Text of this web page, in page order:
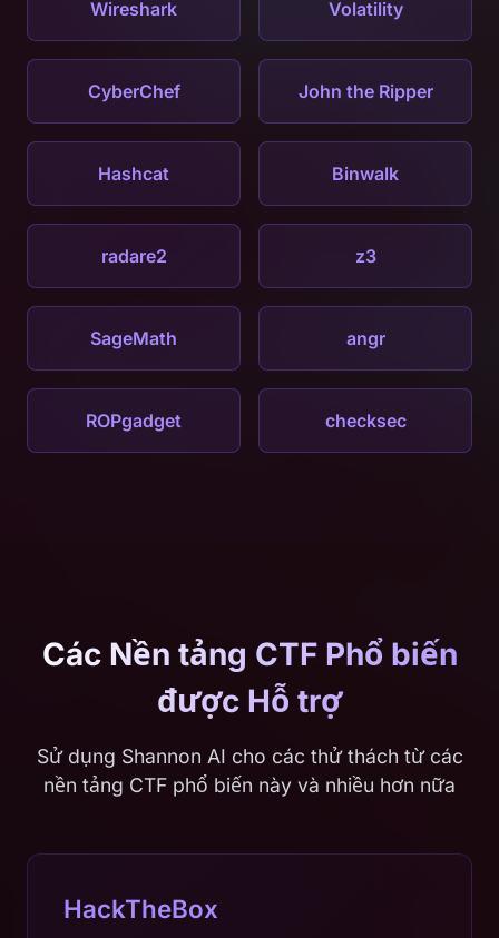
Wireshark Volatility
CyberChef John the Ripper
Hashcat Binwalk
radare2 z3
SageMath angr
ROPgadget checksec
Các Nền tảng CTF Phổ biến
được Hỗ trợ
Sử dụng Shannon AI cho các thử thách từ các
nền tảng CTF phổ biến này và nhiều hơn nữa
HackTheBox